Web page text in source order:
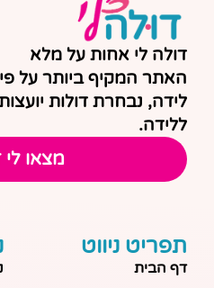
דולה לי אחות על מלא
האתר המקיף ביותר על
לידה, נבחרת דולות
ללידה.
מצאו לי
תפריט ניווט
דף הבית